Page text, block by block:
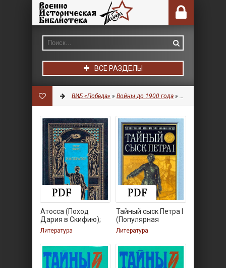
ВСЕ РАЗДЕЛЫ
ВИБ «Победа» » Войны до 1900 года » Литература
Атосса (Поход
Дария в Скифию);
Литература
Тайный сыск Петра I
(Популярная
Литература